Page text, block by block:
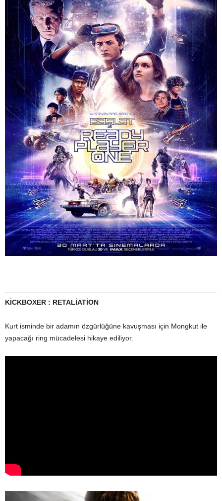
KİCKBOXER : RETALİATİON
Kurt isminde bir adamın özgürlüğüne kavuşması için Mongkut ile
yapacağı ring mücadelesi hikaye ediliyor.